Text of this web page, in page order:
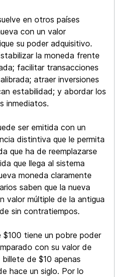
en otros países
con un valor
su poder adquisitivo.
la moneda frente
facilitar transacciones
atraer inversiones
estabilidad; y abordar los
inmediatos.
ser emitida con un
distintiva que le permita
que ha de reemplazarse
que llega al sistema
moneda claramente
saben que la nueva
valor múltiple de la antigua
sin contratiempos.
tiene un pobre poder
con su valor de
de $10 apenas
hace un siglo. Por lo